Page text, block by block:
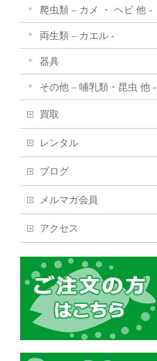
爬虫類 – カメ ・ ヘビ 他 -
両生類 – カエル -
器具
その他 – 哺乳類・昆虫 他 -
買取
レンタル
ブログ
メルマガ会員
アクセス